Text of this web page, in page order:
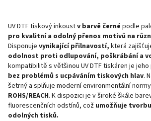
UV DTF tiskový inkoustv barvě černé podle
pro kvalitní a odolný přenos motivů na
Disponuje vynikající přilnavostí, která
odolnost proti odlupování, poškrábání a
kompatibilitě s většinou UV DTF tiskáren je
bez problémů s ucpáváním tiskových hlav.
šetrný a splňuje moderní environmentální
ROHS/REACH. K dispozici je v široké škále
fluorescenčních odstínů, což umožňuje
odolných tisků.